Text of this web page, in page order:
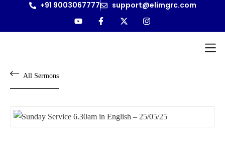
+91 9003067777 support@elimgrc.com
All Sermons